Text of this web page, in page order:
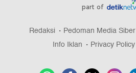
part of
Redaksi Pedoman Media Siber
Info Iklan
Privacy Policy